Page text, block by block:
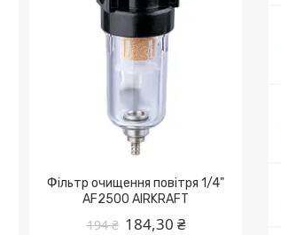
Фільтр очищення повітря 1/4"
AF2500 AIRKRAFT
194 ₴ 184,30 ₴